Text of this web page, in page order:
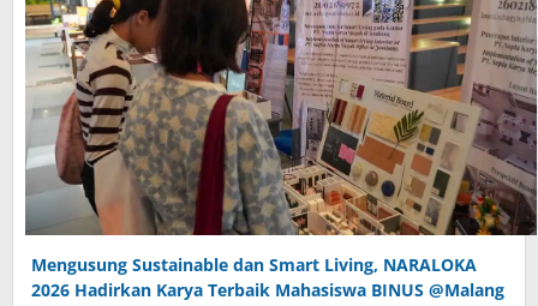
Mengusung Sustainable dan Smart Living, NARALOKA
2026 Hadirkan Karya Terbaik Mahasiswa BINUS @Malang